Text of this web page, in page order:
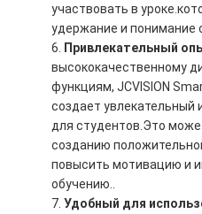
участвовать в
удержание и понимание
Привлекательный
высококачественному
функциям, JCVISION
создает увлекательный
для студентов.Это
созданию
повысить мотивацию и
обучению..
Удобный для